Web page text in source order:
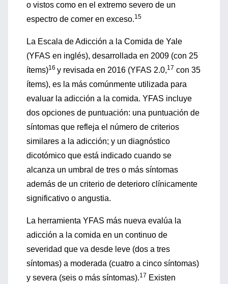
o vistos como en el extremo severo de un
espectro de comer en exceso.15
La Escala de Adicción a la Comida de Yale
(YFAS en inglés), desarrollada en 2009 (con 25
ítems)16 y revisada en 2016 (YFAS 2.0,17 con 35
ítems), es la más comúnmente utilizada para
evaluar la adicción a la comida. YFAS incluye
dos opciones de puntuación: una puntuación de
síntomas que refleja el número de criterios
similares a la adicción; y un diagnóstico
dicotómico que está indicado cuando se
alcanza un umbral de tres o más síntomas
además de un criterio de deterioro clínicamente
significativo o angustia.
La herramienta YFAS más nueva evalúa la
adicción a la comida en un continuo de
severidad que va desde leve (dos a tres
síntomas) a moderada (cuatro a cinco síntomas)
y severa (seis o más síntomas).17 Existen